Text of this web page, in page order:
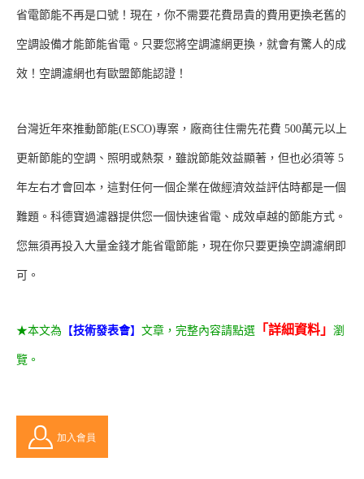
省電節能不再是口號！現在，你不需要花費昂貴的費用更換老舊的
空調設備才能節能省電。只要您將空調濾網更換，就會有驚人的成
效！空調濾網也有歐盟節能認證！
台灣近年來推動節能(ESCO)專案，廠商往住需先花費 500萬元以上
更新節能的空調、照明或熱泵，雖說節能效益顯著，但也必須等 5
年左右才會回本，這對任何一個企業在做經濟效益評估時都是一個
難題。 科德寶過濾器提供您一個快速省電、成效卓越的節能方式。
您無須再投入大量金錢才能省電節能，現在你只要更換空調濾網即
可。
★本文為 【技術發表會】 文章，完整內容請點選 「詳細資料」 瀏
覽。
加入會員